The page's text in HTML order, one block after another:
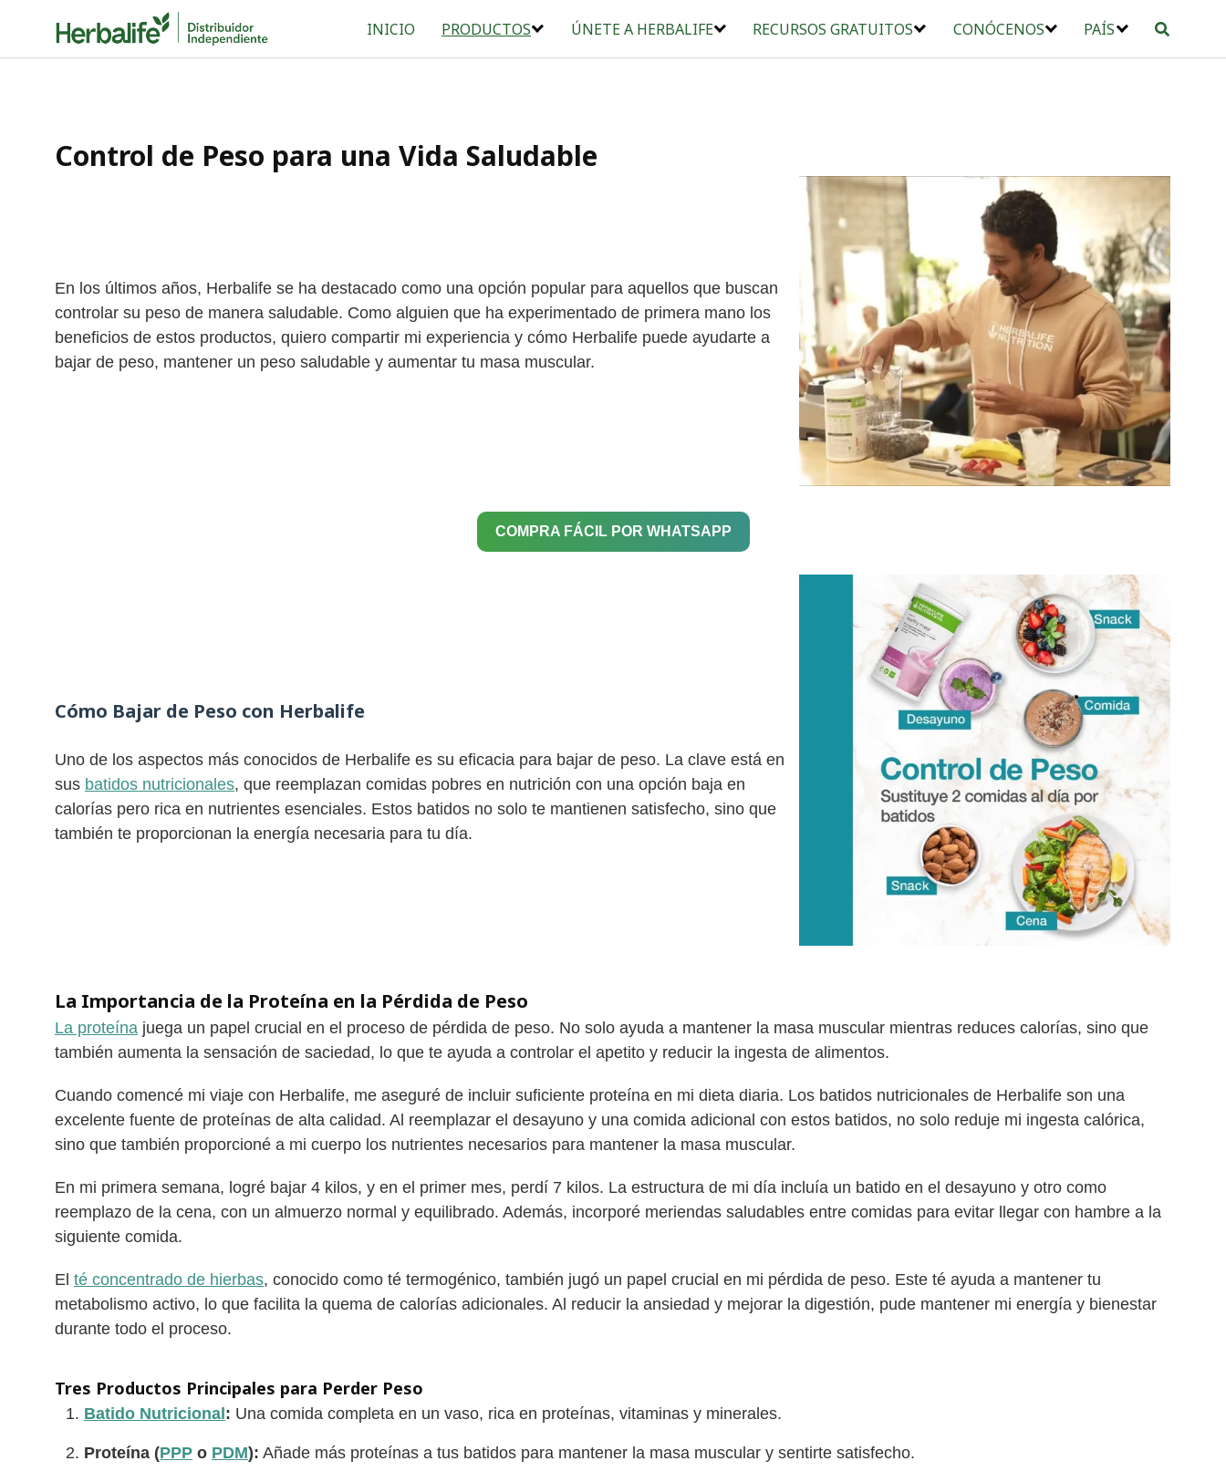
INICIO PRODUCTOS ÚNETE A HERBALIFE RECURSOS GRATUITOS CONÓCENOS PAÍS
Control de Peso para una Vida Saludable
En los últimos años, Herbalife se ha destacado como una opción popular para aquellos que buscan
controlar su peso de manera saludable. Como alguien que ha experimentado de primera mano los
beneficios de estos productos, quiero compartir mi experiencia y cómo Herbalife puede ayudarte a
bajar de peso, mantener un peso saludable y aumentar tu masa muscular.
COMPRA FÁCIL POR WHATSAPP
Cómo Bajar de Peso con Herbalife
Uno de los aspectos más conocidos de Herbalife es su eficacia para bajar de peso. La clave está en
sus batidos nutricionales, que reemplazan comidas pobres en nutrición con una opción baja en
calorías pero rica en nutrientes esenciales. Estos batidos no solo te mantienen satisfecho, sino que
también te proporcionan la energía necesaria para tu día.
La Importancia de la Proteína en la Pérdida de Peso
La proteína juega un papel crucial en el proceso de pérdida de peso. No solo ayuda a mantener la masa muscular mientras reduces calorías, sino que
también aumenta la sensación de saciedad, lo que te ayuda a controlar el apetito y reducir la ingesta de alimentos.
Cuando comencé mi viaje con Herbalife, me aseguré de incluir suficiente proteína en mi dieta diaria. Los batidos nutricionales de Herbalife son una
excelente fuente de proteínas de alta calidad. Al reemplazar el desayuno y una comida adicional con estos batidos, no solo reduje mi ingesta calórica,
sino que también proporcioné a mi cuerpo los nutrientes necesarios para mantener la masa muscular.
En mi primera semana, logré bajar 4 kilos, y en el primer mes, perdí 7 kilos. La estructura de mi día incluía un batido en el desayuno y otro como
reemplazo de la cena, con un almuerzo normal y equilibrado. Además, incorporé meriendas saludables entre comidas para evitar llegar con hambre a la
siguiente comida.
El té concentrado de hierbas, conocido como té termogénico, también jugó un papel crucial en mi pérdida de peso. Este té ayuda a mantener tu
metabolismo activo, lo que facilita la quema de calorías adicionales. Al reducir la ansiedad y mejorar la digestión, pude mantener mi energía y bienestar
durante todo el proceso.
Tres Productos Principales para Perder Peso
Batido Nutricional : Una comida completa en un vaso, rica en proteínas, vitaminas y minerales.
Proteína (PPP o PDM): Añade más proteínas a tus batidos para mantener la masa muscular y sentirte satisfecho.